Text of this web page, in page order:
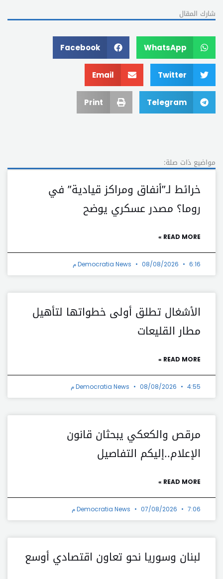
شارك المقال
WhatsApp
Facebook
Twitter
Email
Telegram
Print
مواضيع ذات صلة:
خرائط لـ”أنفاق ومراكز قيادية” في
روما؟ مصدر عسكري يوضح
READ MORE »
Democratia News 08/08/2026 6:16 م
الأشغال تطلق أولى خطواتها لتأهيل
مطار القليعات
READ MORE »
Democratia News 08/08/2026 4:55 م
مرقص والكعكي يبحثان قانون
الإعلام..إليكم التفاصيل
READ MORE »
Democratia News 07/08/2026 7:06 م
لبنان وسوريا نحو تعاون اقتصادي أوسع